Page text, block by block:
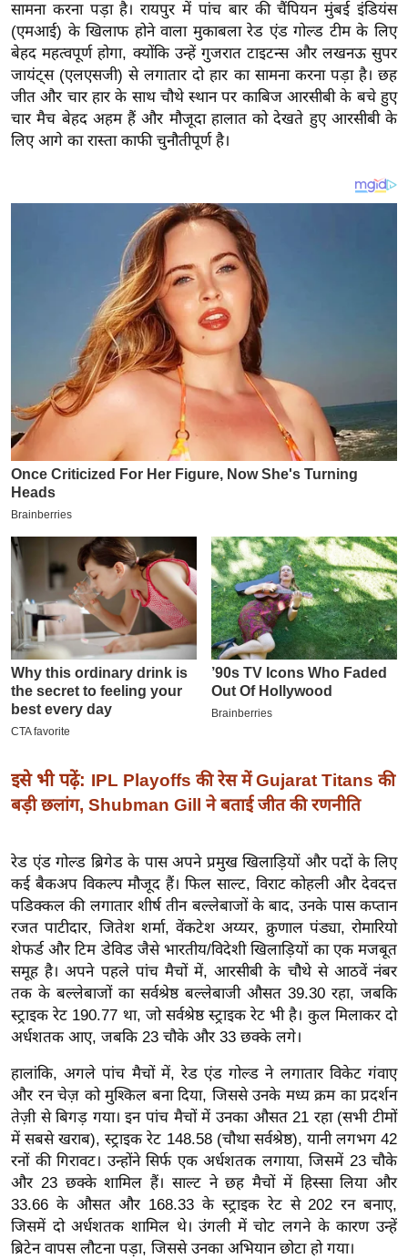
य
ब
ज
ट
खे
ल
क्रा
इ
म
ई
-
पे
प
र
मि
सा
ल
बे
मि
ल
श
य
त
यं
ग
इं
डि
या
सा
त्य
ज
ग
त
ऑ
टो
व
र्ल्ड
सामना करना पड़ा है। रायपुर में पांच बार की चैंपियन मुंबई इंडियंस
(एमआई) के खिलाफ होने वाला मुकाबला रेड एंड गोल्ड टीम के लिए
बेहद महत्वपूर्ण होगा, क्योंकि उन्हें गुजरात टाइटन्स और लखनऊ सुपर
जायंट्स (एलएसजी) से लगातार दो हार का सामना करना पड़ा है। छह
जीत और चार हार के साथ चौथे स्थान पर काबिज आरसीबी के बचे हुए
चार मैच बेहद अहम हैं और मौजूदा हालात को देखते हुए आरसीबी के
लिए आगे का रास्ता काफी चुनौतीपूर्ण है।
इसे भी पढ़ें: IPL Playoffs की रेस में Gujarat Titans की
बड़ी छलांग, Shubman Gill ने बताई जीत की रणनीति
रेड एंड गोल्ड ब्रिगेड के पास अपने प्रमुख खिलाड़ियों और पदों के लिए
कई बैकअप विकल्प मौजूद हैं। फिल साल्ट, विराट कोहली और देवदत्त
पडिक्कल की लगातार शीर्ष तीन बल्लेबाजों के बाद, उनके पास कप्तान
रजत पाटीदार, जितेश शर्मा, वेंकटेश अय्यर, क्रुणाल पंड्या, रोमारियो
शेफर्ड और टिम डेविड जैसे भारतीय/विदेशी खिलाड़ियों का एक मजबूत
समूह है। अपने पहले पांच मैचों में, आरसीबी के चौथे से आठवें नंबर
तक के बल्लेबाजों का सर्वश्रेष्ठ बल्लेबाजी औसत 39.30 रहा, जबकि
स्ट्राइक रेट 190.77 था, जो सर्वश्रेष्ठ स्ट्राइक रेट भी है। कुल मिलाकर दो
अर्धशतक आए, जबकि 23 चौके और 33 छक्के लगे।
हालांकि, अगले पांच मैचों में, रेड एंड गोल्ड ने लगातार विकेट गंवाए
और रन चेज़ को मुश्किल बना दिया, जिससे उनके मध्य क्रम का प्रदर्शन
तेज़ी से बिगड़ गया। इन पांच मैचों में उनका औसत 21 रहा (सभी टीमों
में सबसे खराब), स्ट्राइक रेट 148.58 (चौथा सर्वश्रेष्ठ), यानी लगभग 42
रनों की गिरावट। उन्होंने सिर्फ एक अर्धशतक लगाया, जिसमें 23 चौके
और 23 छक्के शामिल हैं। साल्ट ने छह मैचों में हिस्सा लिया और
33.66 के औसत और 168.33 के स्ट्राइक रेट से 202 रन बनाए,
जिसमें दो अर्धशतक शामिल थे। उंगली में चोट लगने के कारण उन्हें
ब्रिटेन वापस लौटना पड़ा, जिससे उनका अभियान छोटा हो गया।